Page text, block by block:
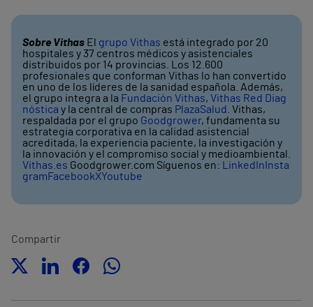
Sobre Vithas El grupo Vithas está integrado por 20
hospitales y 37 centros médicos y asistenciales
distribuidos por 14 provincias. Los 12.600
profesionales que conforman Vithas lo han convertido
en uno de los líderes de la sanidad española. Además,
el grupo integra a la Fundación Vithas, Vithas Red Diag
nóstica y la central de compras PlazaSalud . Vithas,
respaldada por el grupo Goodgrower, fundamenta su
estrategia corporativa en la calidad asistencial
acreditada, la experiencia paciente, la investigación y
la innovación y el compromiso social y medioambiental.
Vithas.es Goodgrower.com Síguenos en: LinkedIn Insta
gramFacebookXYoutube
Compartir